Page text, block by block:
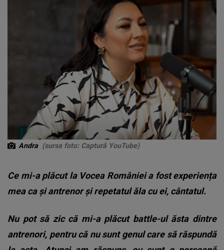
Andra (sursa foto: Captură YouTube)
Ce mi-a plăcut la Vocea României a fost experiența
mea ca și antrenor și repetatul ăla cu ei, cântatul.
Nu pot să zic că mi-a plăcut battle-ul ăsta dintre
antrenori, pentru că nu sunt genul care să răspundă